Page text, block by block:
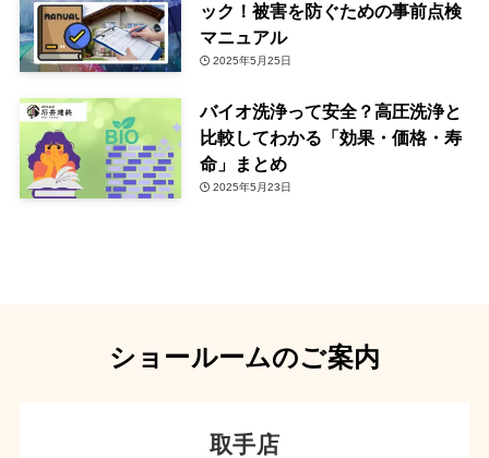
ック！被害を防ぐための事前点検
マニュアル
2025年5月25日
バイオ洗浄って安全？高圧洗浄と
比較してわかる「効果・価格・寿
命」まとめ
2025年5月23日
ショールームのご案内
取手店